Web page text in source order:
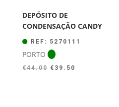
DEPÓSITO DE
CONDENSAÇÃO CANDY
REF: 5270111
PORTO
€44.00 O
€ 39.50